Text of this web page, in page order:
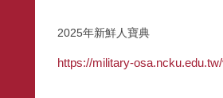
2025年新鮮人寶典
https://military-